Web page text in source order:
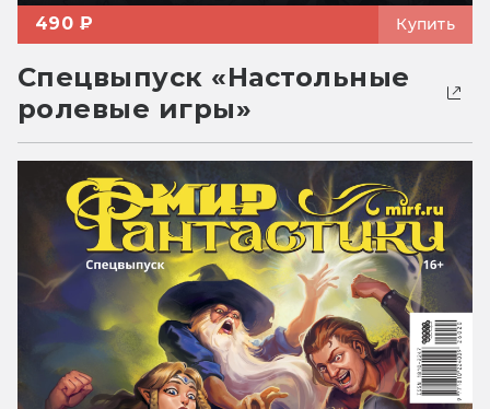
490 ₽ Купить
Спецвыпуск «Настольные
ролевые игры»